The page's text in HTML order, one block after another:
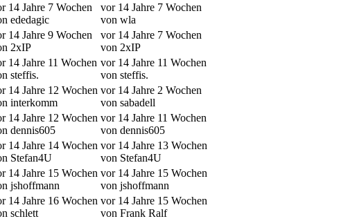
14 Jahre 7 Wochen
ededagic
vor 14 Jahre 7 Wochen
von wla
14 Jahre 9 Wochen
2xIP
vor 14 Jahre 7 Wochen
von 2xIP
14 Jahre 11 Wochen
steffis.
vor 14 Jahre 11 Wochen
von steffis.
14 Jahre 12 Wochen
interkomm
vor 14 Jahre 2 Wochen
von sabadell
14 Jahre 12 Wochen
dennis605
vor 14 Jahre 11 Wochen
von dennis605
14 Jahre 14 Wochen
Stefan4U
vor 14 Jahre 13 Wochen
von Stefan4U
14 Jahre 15 Wochen
jshoffmann
vor 14 Jahre 15 Wochen
von jshoffmann
14 Jahre 16 Wochen
schlett
vor 14 Jahre 15 Wochen
von Frank Ralf